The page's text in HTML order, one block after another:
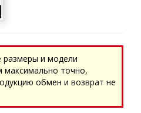
размеры и модели
максимально точно,
обмен и возврат не